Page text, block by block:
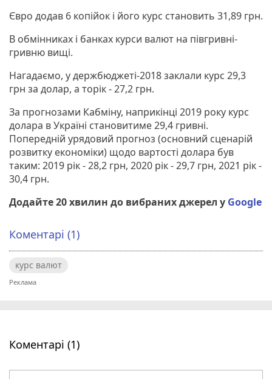
Євро додав 6 копійок і його курс становить 31,89 грн.
В обмінниках і банках курси валют на півгривні-
гривню вищі.
Нагадаємо, у держбюджеті-2018 заклали курс 29,3
грн за долар, а торік - 27,2 грн.
За прогнозами Кабміну, наприкінці 2019 року курс
долара в Україні становитиме 29,4 гривні.
Попередній урядовий прогноз (основний сценарій
розвитку економіки) щодо вартості долара був
таким: 2019 рік - 28,2 грн, 2020 рік - 29,7 грн, 2021 рік -
30,4 грн.
Додайте 20 хвилин до вибраних джерел у Google
Коментарі (1)
курс валют
Коментарі (1)